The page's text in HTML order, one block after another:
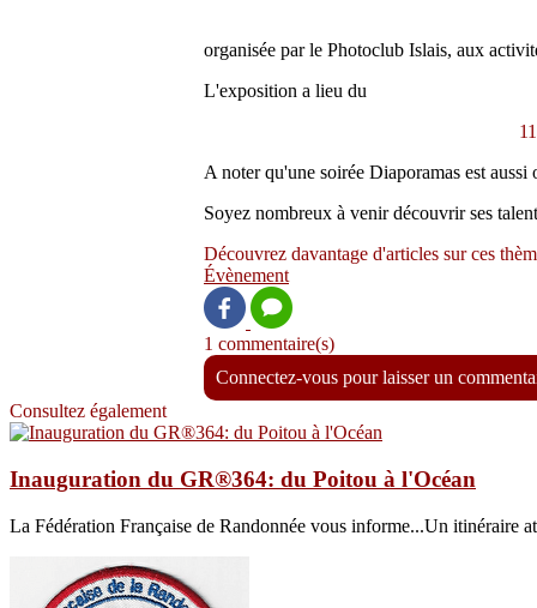
organisée par le Photoclub Islais, aux
L'exposition a lieu du
A noter qu'une soirée Diaporamas est
Soyez nombreux à venir découvrir ses
Découvrez davantage d'articles sur ces
Évènement
1 commentaire(s)
Connectez-vous pour laisser un
Consultez également
Inauguration du GR®364: du Poitou à l'Océan
La Fédération Française de Randonnée vous informe...Un itinéraire